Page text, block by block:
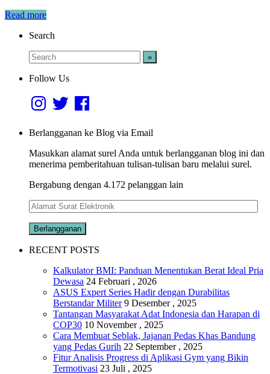
Read more
Search
Follow Us
InstagramTwitterFacebook
Berlangganan ke Blog via Email
Masukkan alamat surel Anda untuk berlangganan blog ini dan
menerima pemberitahuan tulisan-tulisan baru melalui surel.
Bergabung dengan 4.172 pelanggan lain
Alamat
Surat
Elektronik
RECENT POSTS
Kalkulator BMI: Panduan Menentukan Berat Ideal Pria
Dewasa 24 Februari , 2026
ASUS Expert Series Hadir dengan Durabilitas
Berstandar Militer 9 Desember , 2025
Tantangan Masyarakat Adat Indonesia dan Harapan di
COP30 10 November , 2025
Cara Membuat Seblak, Jajanan Pedas Khas Bandung
yang Pedas Gurih 22 September , 2025
Fitur Analisis Progress di Aplikasi Gym yang Bikin
Termotivasi 23 Juli , 2025